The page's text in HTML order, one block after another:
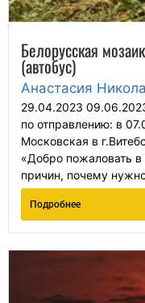
Белорусская
(автобус)
Анастасия
29.04.2023
по отправлению: в
Московская в
«Добро пожаловать
причин, почему
Подробнее